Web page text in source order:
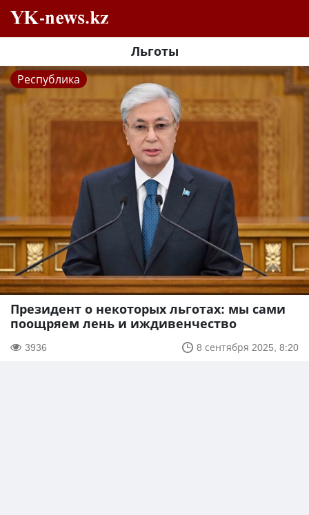
Льготы
Республика
Президент о некоторых льготах: мы сами
поощряем лень и иждивенчество
3936 8 сентября 2025, 8:20